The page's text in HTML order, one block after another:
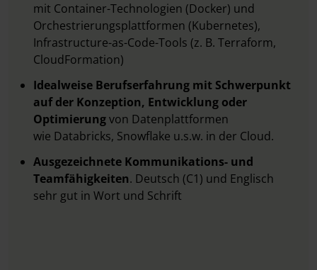
mit Container-Technologien (Docker) und
Orchestrierungsplattformen (Kubernetes),
Infrastructure-as-Code-Tools (z. B. Terraform,
CloudFormation)
Idealweise Berufserfahrung mit Schwerpunkt
auf der Konzeption, Entwicklung oder
Optimierungvon Datenplattformen
wie Databricks, Snowflake u.s.w. in der Cloud.
Ausgezeichnete Kommunikations- und
Teamfähigkeiten. Deutsch (C1) und Englisch
sehr gut in Wort und Schrift